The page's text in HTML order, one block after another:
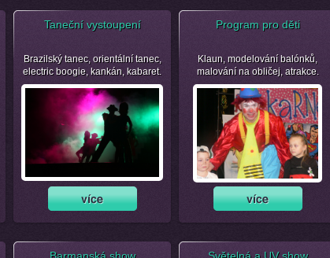
Taneční vystoupení
Brazilský tanec, orientální tanec,
electric boogie, kankán, kabaret.
Program pro děti
Klaun, modelování balónků,
malování na obličej, atrakce.